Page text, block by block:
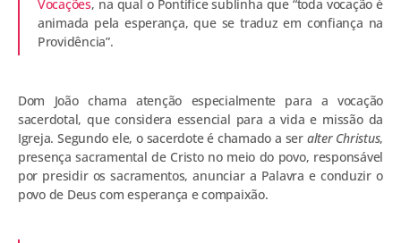
Vocações, na qual o Pontífice sublinha que “toda vocação é
animada pela esperança, que se traduz em confiança na
Providência”.
Dom João chama atenção especialmente para a vocação
sacerdotal, que considera essencial para a vida e missão da
Igreja. Segundo ele, o sacerdote é chamado a ser alter Christus,
presença sacramental de Cristo no meio do povo, responsável
por presidir os sacramentos, anunciar a Palavra e conduzir o
povo de Deus com esperança e compaixão.